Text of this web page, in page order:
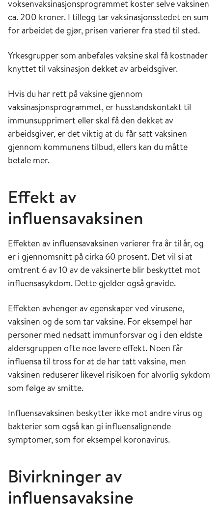
voksenvaksinasjonsprogrammet koster selve vaksinen
ca. 200 kroner. I tillegg tar vaksinasjonsstedet en sum
for arbeidet de gjør, prisen varierer fra sted til sted.
Yrkesgrupper som anbefales vaksine skal få kostnader
knyttet til vaksinasjon dekket av arbeidsgiver.
Hvis du har rett på vaksine gjennom
vaksinasjonsprogrammet, er husstandskontakt til
immunsupprimert eller skal få den dekket av
arbeidsgiver, er det viktig at du får satt vaksinen
gjennom kommunens tilbud, ellers kan du måtte
betale mer.
Effekt av
influensavaksinen
Effekten av influensavaksinen varierer fra år til år, og
er i gjennomsnitt på cirka 60 prosent. Det vil si at
omtrent 6 av 10 av de vaksinerte blir beskyttet mot
influensasykdom. Dette gjelder også gravide.
Effekten avhenger av egenskaper ved virusene,
vaksinen og de som tar vaksine. For eksempel har
personer med nedsatt immunforsvar og i den eldste
aldersgruppen ofte noe lavere effekt. Noen får
influensa til tross for at de har tatt vaksine, men
vaksinen reduserer likevel risikoen for alvorlig sykdom
som følge av smitte.
Influensavaksinen beskytter ikke mot andre virus og
bakterier som også kan gi influensalignende
symptomer, som for eksempel koronavirus.
Bivirkninger av
influensavaksine